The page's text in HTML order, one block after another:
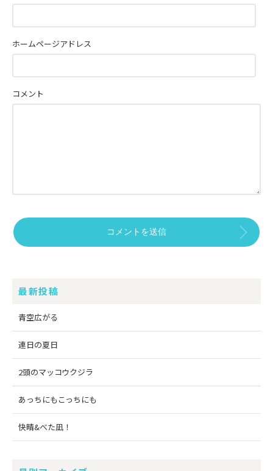
コメント
ホームページアドレス
最新投稿
青空広がる
連日の夏日
2頭のマッコウクジラ
あっちにもこっちにも
快晴&べた凪！